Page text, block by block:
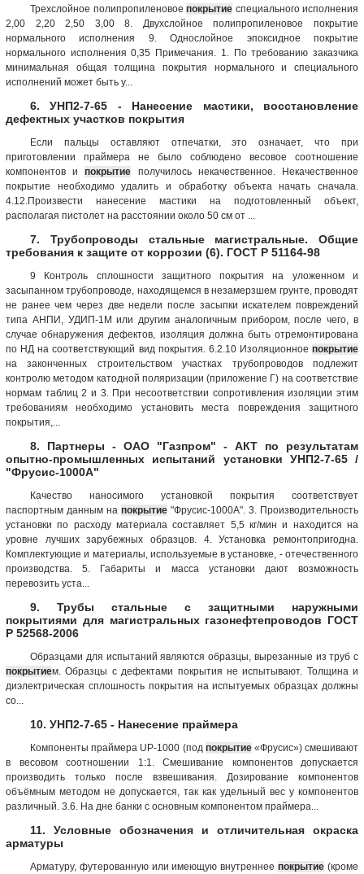
Трехслойное поли­пропиленовое покрытие специального исполнения
2,00 2,20 2,50 3,00 8. Двухслойное поли­пропиленовое покрытие
нормального исполнения 9. Однослойное эпоксидное покрытие
нормального исполнения 0,35 Примечания. 1. По требованию заказчика
минимальная общая толщина покрытия нормального и специального
исполнений может быть у...
6. УНП2-7-65 - Нанесение мастики, восстановление
дефектных участков покрытия
Если пальцы оставляют отпечатки, это означает, что при
приготовлении праймера не было соблюдено весовое соотношение
компонентов ипокрытие получилось некачественное. Некачественное
покрытие необходимо удалить и обработку объекта начать сначала.
4.12.Произвести нанесение мастики на подготовленный объект,
располагая пистолет на расстоянии около 50 см от ...
7. Трубопроводы стальные магистральные. Общие
требования к защите от коррозии (6). ГОСТ Р 51164-98
9 Контроль сплошности защитного покрытия на уложенном и
засыпанном трубопроводе, находящемся в незамерзшем грунте, проводят
не ранее чем через две недели после засыпки искателем повреждений
типа АНПИ, УДИП-1М или другим аналогичным прибором, после чего, в
случае обнаружения дефектов, изоляция должна быть отремонтирована
по НД на соответствующий вид покрытия. 6.2.10 Изоляционное покрытие
на законченных строительством участках трубопроводов подлежит
контролю методом катодной поляризации (приложение Г) на соответствие
нормам таблиц 2 и 3. При несоответствии сопротивления изоляции этим
требованиям необходимо установить места повреждения защитного
покрытия,...
8. Партнеры - ОАО "Газпром" - АКТ по результатам
опытно-промышленных испытаний установки УНП2-7-65 /
"Фрусис-1000А"
Качество наносимого установкой покрытия соответствует
паспортным данным на покрытие "Фрусис-1000А". 3. Производительность
установки по расходу материала составляет 5,5 кг/мин и находится на
уровне лучших зарубежных образцов. 4. Установка ремонтопригодна.
Комплектующие и материалы, используемые в установке, - отечественного
производства. 5. Габариты и масса установки дают возможность
перевозить уста...
9. Трубы стальные с защитными наружными
покрытиями для магистральных газонефтепроводов ГОСТ
Р 52568-2006
Образцами для испытаний являются образцы, вырезанные из труб с
покрытием. Образцы с дефектами покрытия не испытывают. Толщина и
диэлектрическая сплошность покрытия на испытуемых образцах должны
со...
10. УНП2-7-65 - Нанесение праймера
Компоненты праймера UР-1000 (под покрытие«Фрусис») смешивают
в весовом соотношении 1:1. Смешивание компонентов допускается
производить только после взвешивания. Дозирование компонентов
объёмным методом не допускается, так как удельный вес у компонентов
различный. 3.6. На дне банки с основным компонентом праймера...
11. Условные обозначения и отличительная окраска
арматуры
Арматуру, футерованную или имеющую внутреннеепокрытие (кроме